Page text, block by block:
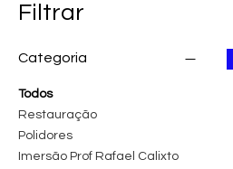
Filtrar
Categoria
Todos
Restauração
Polidores
Imersão Prof Rafael Calixto